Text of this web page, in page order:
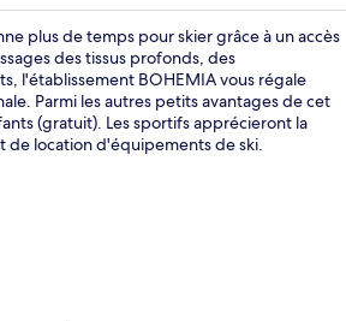
Aire de
plus de temps pour skier grâce à un accès
des tissus profonds, des
l'établissement BOHEMIA vous régale
Parmi les autres petits avantages de cet
(gratuit). Les sportifs apprécieront la
de location d'équipements de ski.